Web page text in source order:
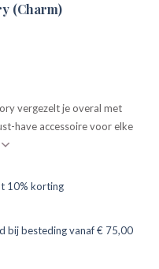
(Charm)
vergezelt je overal met
have accessoire voor elke
10% korting
bij besteding vanaf € 75,00